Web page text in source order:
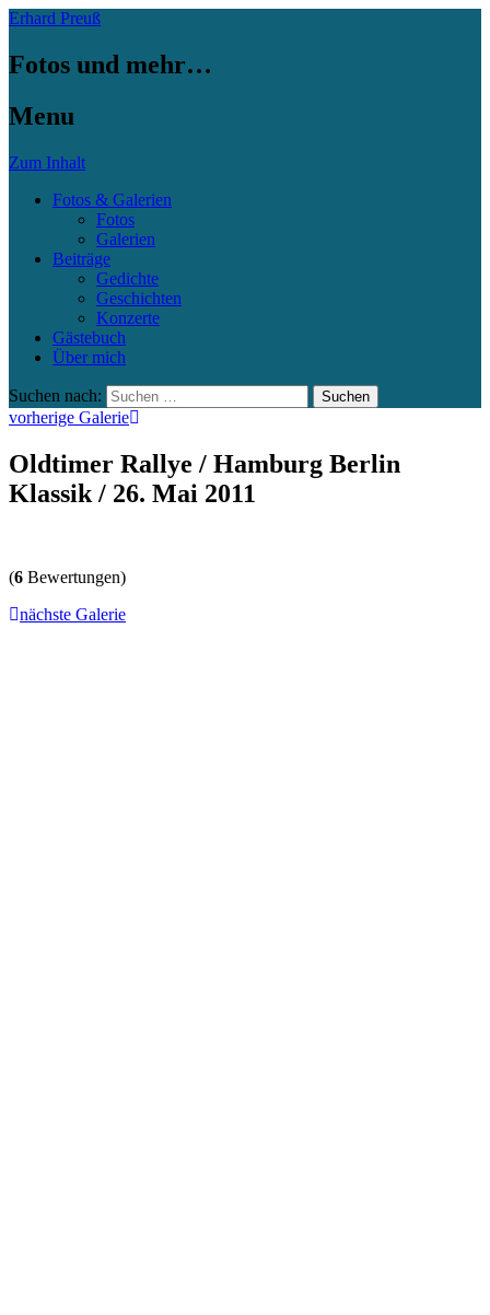
Erhard Preuß
Fotos und mehr…
Menu
Zum Inhalt
Fotos & Galerien
Fotos
Galerien
Beiträge
Gedichte
Geschichten
Konzerte
Gästebuch
Über mich
Suchen nach:
vorherige Galerie
Oldtimer Rallye / Hamburg Berlin
Klassik / 26. Mai 2011
(6 Bewertungen)
nächste Galerie